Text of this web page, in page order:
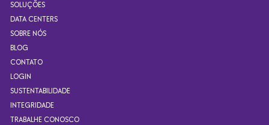
SOLUÇÕES
DATA CENTERS
SOBRE NÓS
BLOG
CONTATO
LOGIN
SUSTENTABILIDADE
INTEGRIDADE
TRABALHE CONOSCO